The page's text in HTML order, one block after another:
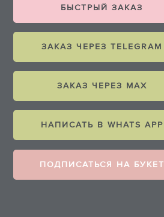
БЫСТРЫЙ ЗАКАЗ
ЗАКАЗ ЧЕРЕЗ TELEGRAM
ЗАКАЗ ЧЕРЕЗ MAX
НАПИСАТЬ В WHATS APP
ПОДПИСАТЬСЯ НА БУКЕТ